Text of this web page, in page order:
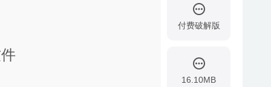
付费破解版
16.10MB